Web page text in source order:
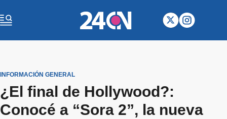
INFORMACIÓN GENERAL
¿El final de Hollywood?:
Conocé a “Sora 2”, la nueva